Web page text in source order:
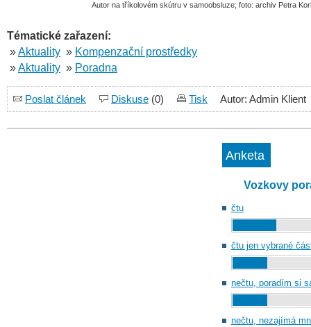
Autor na tříkolovém skútru v samoobsluze; foto: archiv Petra
Tématické zařazení:
»Aktuality » Kompenzační prostředky
»Aktuality » Poradna
Poslat článek Diskuse (0) Tisk Autor: Admin Klient
Anketa
Vozkovy
čtu
čtu jen vybrané
nečtu, poradím si
nečtu, nezajímá